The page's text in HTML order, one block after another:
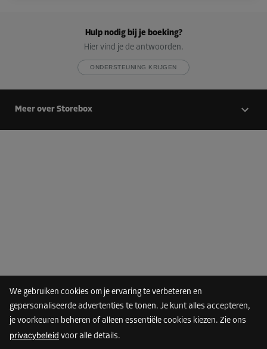
We gebruiken cookies om je ervaring te verbeteren en
gepersonaliseerde advertenties te tonen. Je kunt alles accepteren,
je voorkeuren beheren of alleen essentiële cookies kiezen. Zie ons
privacybeleid voor alle details.
Hulp nodig bij je boeking?
Hier vind je de antwoorden.
ONDERSTEUNING KRIJGEN
Meer over Storebox